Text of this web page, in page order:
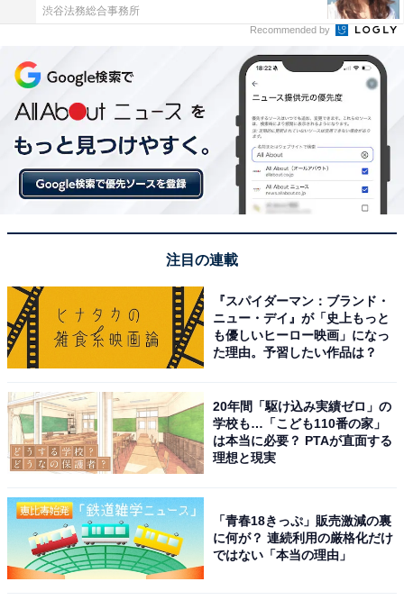
渋谷法務総合事務所
Recommended by
注目の連載
『スパイダーマン：ブランド・
ニュー・デイ』が「史上もっと
も優しいヒーロー映画」になっ
た理由。予習したい作品は？
20年間「駆け込み実績ゼロ」の
学校も…「こども110番の家」
は本当に必要？ PTAが直面する
理想と現実
「青春18きっぷ」販売激減の裏
に何が？ 連続利用の厳格化だけ
ではない「本当の理由」